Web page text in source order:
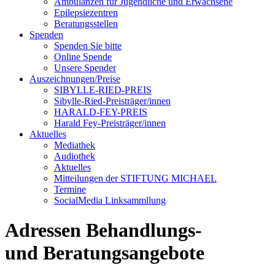
Epilepsiezentren
Beratungsstellen
Spenden
Spenden Sie bitte
Online Spende
Unsere Spender
Auszeichnungen/Preise
SIBYLLE-RIED-PREIS
Sibylle-Ried-Preisträger/innen
HARALD-FEY-PREIS
Harald Fey-Preisträger/innen
Aktuelles
Mediathek
Audiothek
Aktuelles
Mitteilungen der STIFTUNG MICHAEL
Termine
SocialMedia Linksammllung
Adressen Behandlungs-
und Beratungsangebote